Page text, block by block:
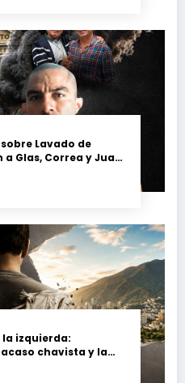
Lavado de
Glas, Correa y Juan
la izquierda:
chavista y la